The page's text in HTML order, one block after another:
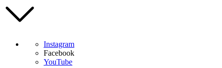
Instagram
Facebook
YouTube